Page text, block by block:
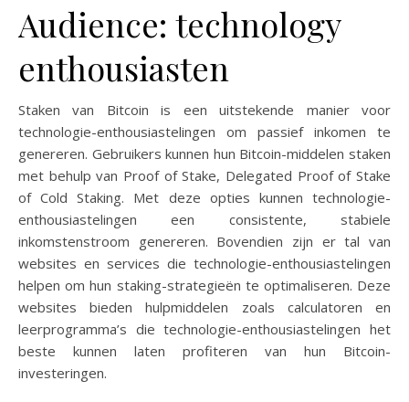
Audience: technology
enthousiasten
Staken van Bitcoin is een uitstekende manier voor
technologie-enthousiastelingen om passief inkomen te
genereren. Gebruikers kunnen hun Bitcoin-middelen staken
met behulp van Proof of Stake, Delegated Proof of Stake
of Cold Staking. Met deze opties kunnen technologie-
enthousiastelingen een consistente, stabiele
inkomstenstroom genereren. Bovendien zijn er tal van
websites en services die technologie-enthousiastelingen
helpen om hun staking-strategieën te optimaliseren. Deze
websites bieden hulpmiddelen zoals calculatoren en
leerprogramma’s die technologie-enthousiastelingen het
beste kunnen laten profiteren van hun Bitcoin-
investeringen.